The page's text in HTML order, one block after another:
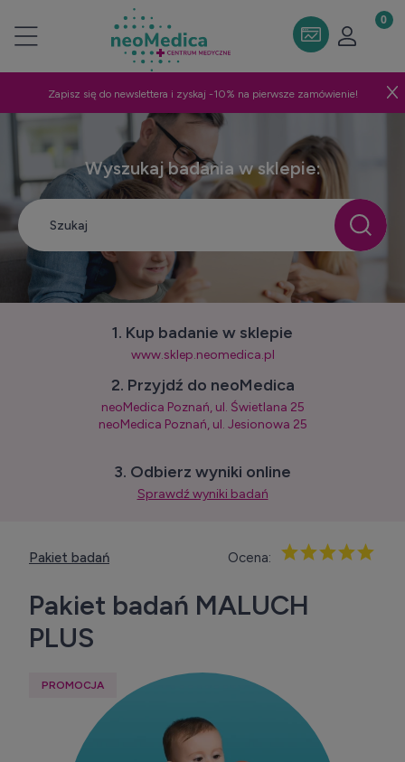
Zapisz się do newslettera i zyskaj -10% na pierwsze zamówienie!
Wyszukaj badania w sklepie:
1. Kup badanie w sklepie
www.sklep.neomedica.pl
2. Przyjdź do neoMedica
neoMedica Poznań, ul. Świetlana 25
neoMedica Poznań, ul. Jesionowa 25
3. Odbierz wyniki online
Sprawdź wyniki badań
Ocena:
Pakiet badań
Pakiet badań MALUCH
PLUS
PROMOCJA